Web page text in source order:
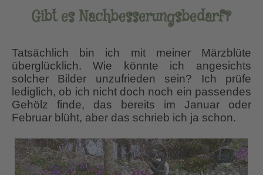
Gibt es Nachbesserungsbedarf?
Tatsächlich bin ich mit meiner Märzblüte
überglücklich. Wie könnte ich angesichts
solcher Bilder unzufrieden sein? Ich prüfe
lediglich, ob ich nicht doch noch ein passendes
Gehölz finde, das bereits im Januar oder
Februar blüht, aber das schrieb ich ja schon.